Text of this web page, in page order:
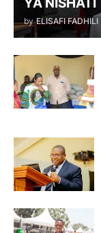
by ELISAFI FADHILI